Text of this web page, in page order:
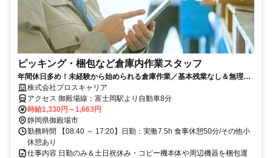
ピッキング・梱包など倉庫内作業スタッフ
年間休日多め！未経験から始められる倉庫作業／基本残業なし＆無理な
く長期安定で就労可能です
株式会社プロスキャリア
アクセス 御殿場線：富士岡駅より自動車8分
時給1,330円～1,663円
静岡県御殿場市
勤務時間 【08:40 ～ 17:20】日勤：実働7.5h 食事休憩50分/その他小
休憩あり
仕事内容 日勤のみ＆土日祝休み・コピー機本体や周辺機器を梱包運